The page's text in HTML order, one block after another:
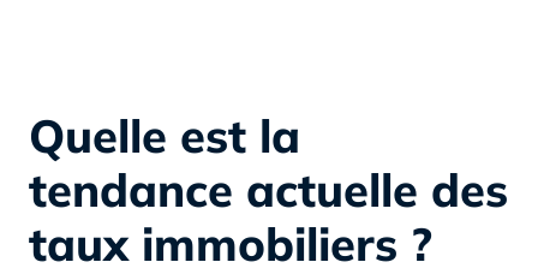
Quelle est la
tendance actuelle des
taux immobiliers ?